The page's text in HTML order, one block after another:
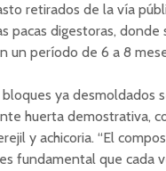
retirados de la vía
pacas digestoras, donde
un período de 6 a 8
ya desmoldados
huerta demostrativa,
y achicoria. “El
fundamental que cada